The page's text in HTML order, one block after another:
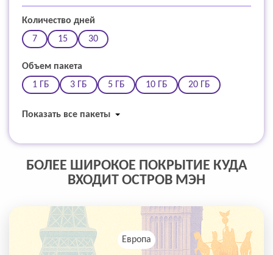
Количество дней
7
15 30
Объем пакета
1 ГБ
3 ГБ 5 ГБ 10 ГБ 20 ГБ
Показать все пакеты
БОЛЕЕ ШИРОКОЕ ПОКРЫТИЕ КУДА
ВХОДИТ ОСТРОВ МЭН
Европа